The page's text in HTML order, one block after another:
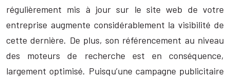
régulièrement mis à jour sur le site web de votre
entreprise augmente considérablement la visibilité de
cette dernière. De plus, son référencement au niveau
des moteurs de recherche est en conséquence,
largement optimisé. Puisqu’une campagne publicitaire